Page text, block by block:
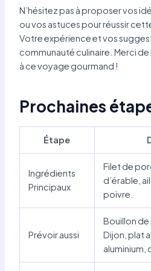
N’hésitez pas à proposer vos
ou vos astuces pour réussir
Votre expérience et vos
communauté culinaire. Merci
à ce voyage gourmand !
Prochaines
Étape
Ingrédients
Principaux
Filet de
d’érable,
poivre.
Prévoir aussi
Bouillon
Dijon, plat
aluminium,